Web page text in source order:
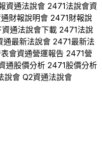
資通法說會 2471法說會資
財報說明會 2471財報說
資通法說會下載 2471法說
通最新法說會 2471最新法
會資通營運報告 2471營
通股價分析 2471股價分析
說會 Q2資通法說會